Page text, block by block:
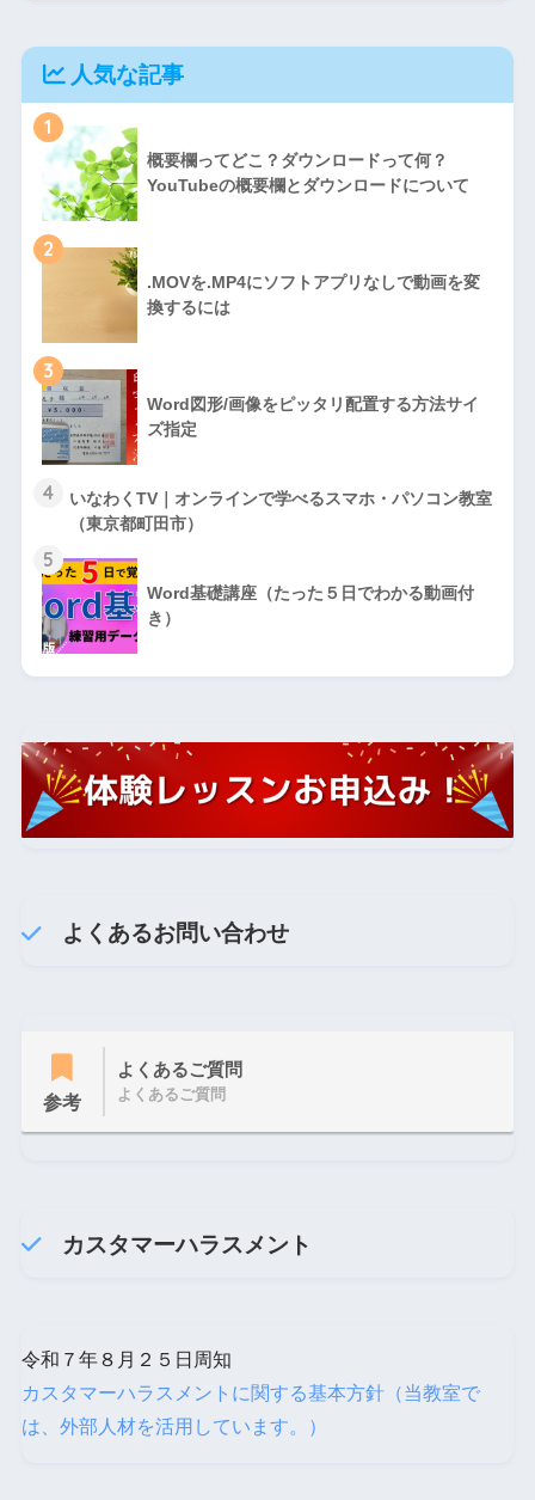
人気な記事
1
概要欄ってどこ？ダウンロードって何？
YouTubeの概要欄とダウンロードについて
2
.MOVを.MP4にソフトアプリなしで動画を変
換するには
3
Word図形/画像をピッタリ配置する方法サイ
ズ指定
4
いなわくTV｜オンラインで学べるスマホ・パソコン教室
（東京都町田市）
5
Word基礎講座（たった５日でわかる動画付
き）
よくあるお問い合わせ
参考
よくあるご質問
よくあるご質問
カスタマーハラスメント
令和７年８月２５日周知
カスタマーハラスメントに関する基本方針（当教室で
は、外部人材を活用しています。）